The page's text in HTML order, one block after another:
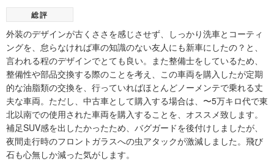
総評
外装のデザインが古くささを感じさせず、しっかり洗車とコーティ
ングを、怠らなければ車の知識のない友人にも新車にしたの？と、
言われる程のデザインでとても良い。また整備士をしているため、
整備性や部品交換する際のことを考え、この車両を購入したが定期
的な油脂類の交換を、行っていればほとんどノーメンテで乗れる丈
夫な車両。ただし、中古車として購入する場合は、〜5万キロ代で東
北以南での使用された車両を購入することを、オススメ致します。
補足SUV感を出したかったため、バグガードを後付けしましたが、
夜間走行時のフロントガラスへの虫アタックが激減しました。飛び
石も心無しか減った気がします。